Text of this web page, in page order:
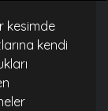
kesimde
kendi